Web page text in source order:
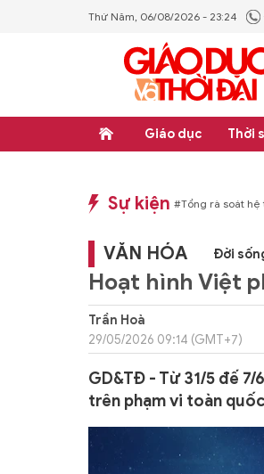
Thứ Năm, 06/08/2026 - 23:24
Giáo dục Thời
Sự kiện
#Thực học - Thực nghiệp #Tổng rà soát hệ
VĂN HÓA Đời
Hoạt hình Việt
Trần Hoà
29/05/2026 09:14 (GMT+7)
GD&TĐ - Từ 31/5 đế
trên phạm vi toàn